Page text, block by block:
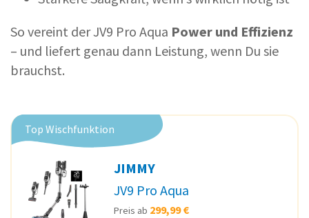
So vereint der JV9 Pro Aqua Power und Effizienz
– und liefert genau dann Leistung, wenn Du sie
brauchst.
Top Wischfunktion
JIMMY
JV9 Pro Aqua
Preis ab 299,99 €